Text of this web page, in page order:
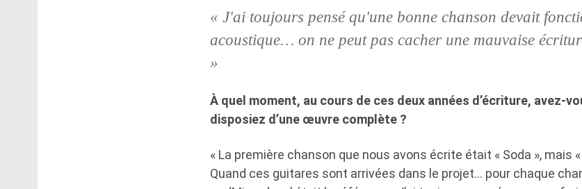
« J'ai toujours pensé qu'une bonne chanson devait
acoustique… on ne peut pas cacher une mauvaise
»
À quel moment, au cours de ces deux années d’écriture, avez-
disposiez d’une œuvre complète ?
« La première chanson que nous avons écrite était « Soda », mais
Quand ces guitares sont arrivées dans le projet… pour chaque